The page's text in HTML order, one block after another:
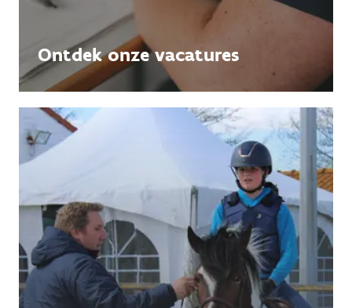
Ontdek onze vacatures